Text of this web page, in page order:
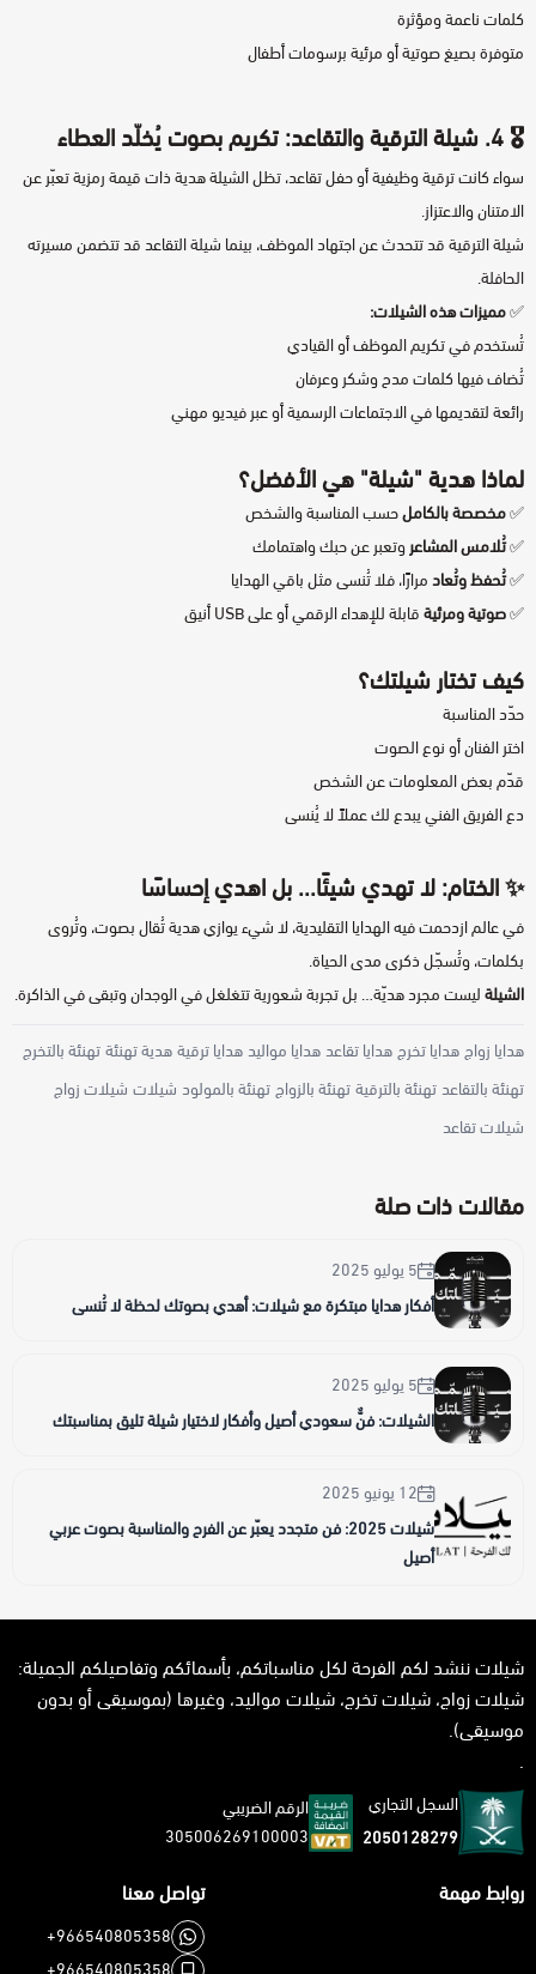
كلمات ناعمة ومؤثرة
متوفرة بصيغ صوتية أو مرئية برسومات أطفال
🎖️ 4. شيلة الترقيةوالتقاعد: تكريم بصوت يُخلّد العطاء
سواء كانت ترقية وظيفية أو حفل تقاعد، تظل الشيلة هدية ذات قيمة رمزية تعبّر عن
الامتنان والاعتزاز.
شيلة الترقية قد تتحدث عن اجتهاد الموظف، بينما شيلة التقاعد قد تتضمن مسيرته
الحافلة.
✅مميزات هذه الشيلات:
تُستخدم في تكريم الموظف أو القيادي
تُضاف فيها كلمات مدح وشكر وعرفان
رائعة لتقديمها في الاجتماعات الرسمية أو عبر فيديو مهني
لماذا هدية "شيلة" هي الأفضل؟
✅مخصصة بالكاملحسب المناسبة والشخص
✅تُلامس المشاعروتعبر عن حبك واهتمامك
✅تُحفظ وتُعادمرارًا، فلا تُنسى مثل باقي الهدايا
✅صوتية ومرئيةقابلة للإهداء الرقمي أو على USB أنيق
كيف تختار شيلتك؟
حدّد المناسبة
اختر الفنان أو نوع الصوت
قدّم بعض المعلومات عن الشخص
دع الفريق الفني يبدع لك عملاً لا يُنسى
✨ الختام: لا تهدي شيئًا... بل اهدي إحساسًا
في عالم ازدحمت فيه الهدايا التقليدية، لا شيء يوازي هدية تُقال بصوت، وتُروى
بكلمات، وتُسجّل ذكرى مدى الحياة.
الشيلةليست مجرد هديّة… بل تجربة شعورية تتغلغل في الوجدان وتبقى في الذاكرة.
هدايا زواجهدايا تخرجهدايا تقاعدهدايا مواليدهدايا ترقيةهدية تهنئةتهنئة بالتخرج
تهنئة بالتقاعدتهنئة بالترقيةتهنئة بالزواجتهنئة بالمولود شيلات شيلات زواج
شيلات تقاعد
مقالات ذات صلة
5 يوليو 2025
أفكار هدايا مبتكرة مع شيلات: أهدي بصوتك لحظة لا تُنسى
5 يوليو 2025
الشيلات: فنٌّ سعودي أصيل وأفكار لاختيار شيلة تليق بمناسبتك
12 يونيو 2025
شيلات 2025: فن متجدد يعبّر عن الفرح والمناسبة بصوت عربي
أصيل
شيلات ننشد لكم الفرحة لكل مناسباتكم، بأسمائكم وتفاصيلكم الجميلة:
شيلات زواج، شيلات تخرج، شيلات مواليد، وغيرها (بموسيقى أو بدون
موسيقى).
.
السجل التجاري
2050128279
الرقم الضريبي
305006269100003
روابط مهمة تواصل معنا
+966540805358